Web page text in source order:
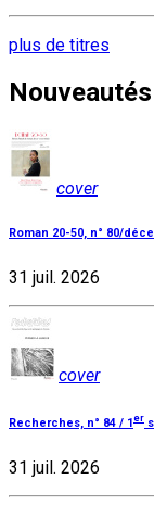
plus de titres
Nouveautés
cover
Roman 20-50, n° 80/
31 juil. 2026
cover
Recherches, n° 84 / 1er
31 juil. 2026